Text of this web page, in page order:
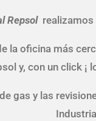
Repsol realizamos
la oficina más
y, con un click ¡
gas y las